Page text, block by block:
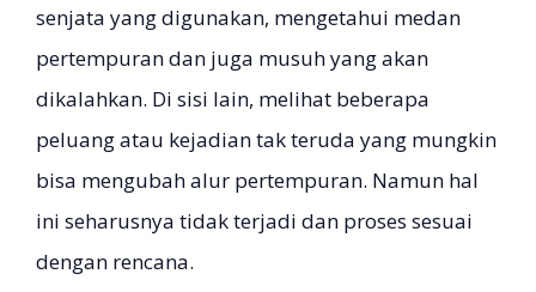
senjata yang digunakan, mengetahui medan
pertempuran dan juga musuh yang akan
dikalahkan. Di sisi lain, melihat beberapa
peluang atau kejadian tak teruda yang mungkin
bisa mengubah alur pertempuran. Namun hal
ini seharusnya tidak terjadi dan proses sesuai
dengan rencana.